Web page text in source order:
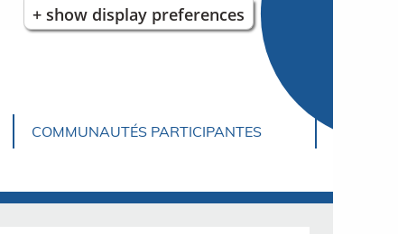
+ show display preferences
COMMUNAUTÉS PARTICIPANTES